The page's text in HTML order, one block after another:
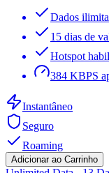
Dados
15 dias de
Hotspot
384 KBPS
Instantâneo
Seguro
Roaming
Adicionar ao Carrinho